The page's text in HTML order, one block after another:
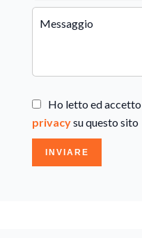
Ho letto ed accetto
privacysu questo sito
INVIARE